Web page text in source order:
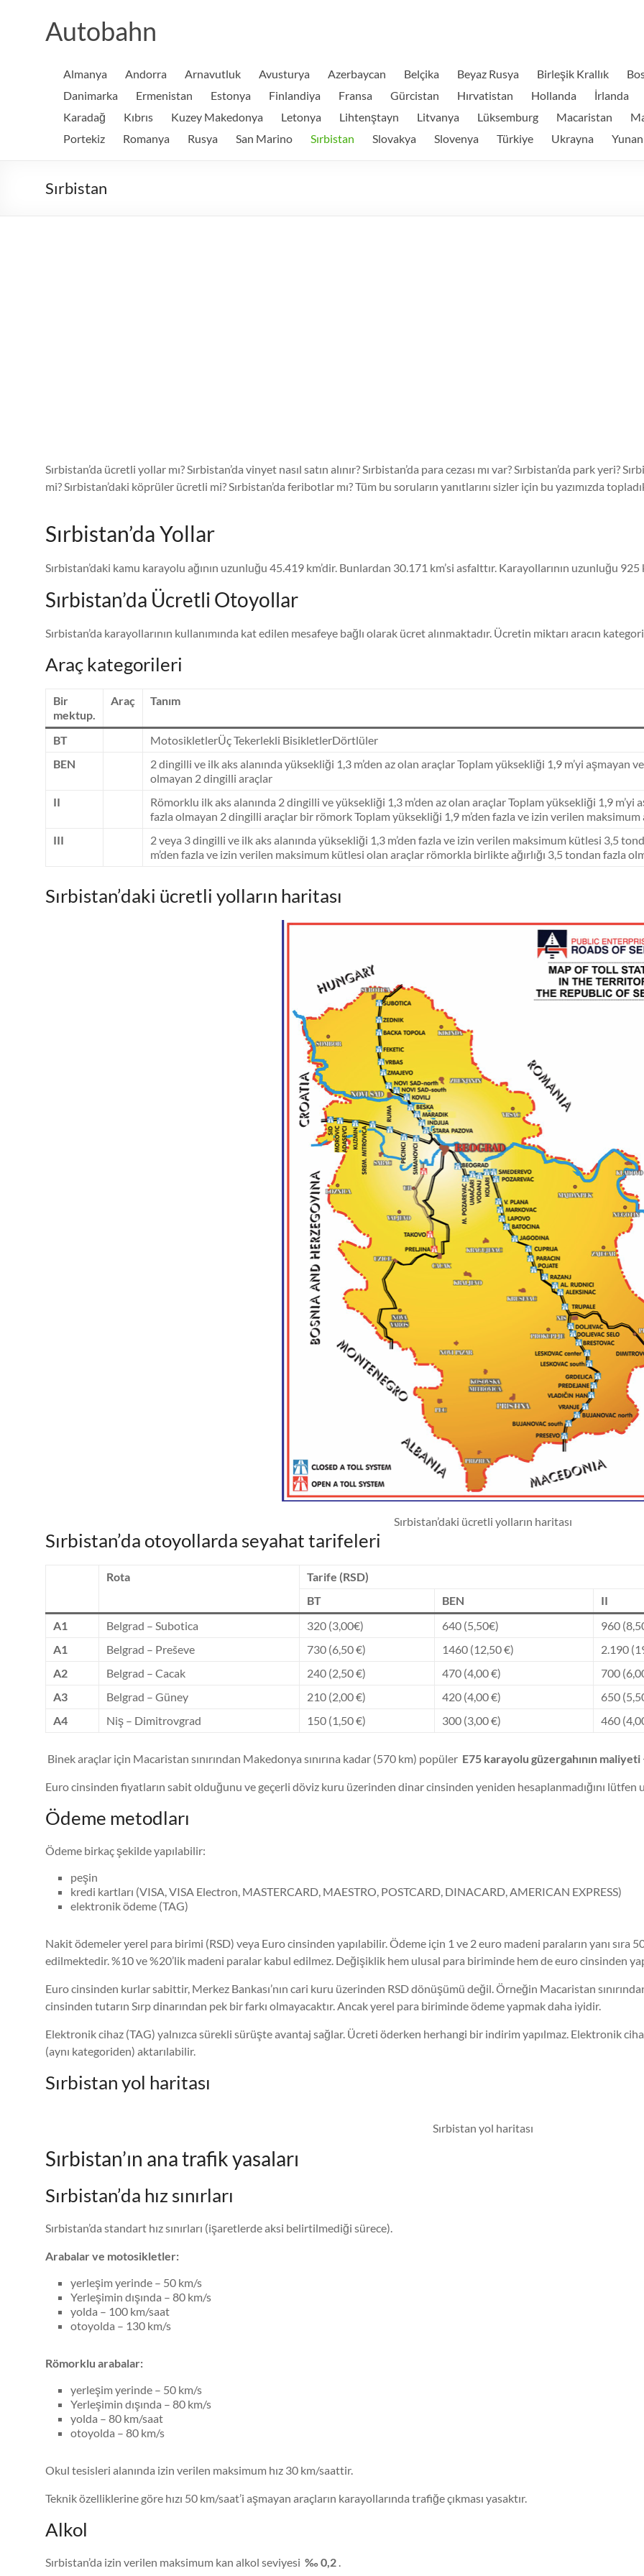
Autobahn
Almanya Andorra Arnavutluk Avusturya Azerbaycan Belçika Beyaz Rusya Birleşik Krallık
Danimarka
Ermenistan Estonya Finlandiya Fransa Gürcistan Hırvatistan Hollanda
İrlanda
Karadağ
Kıbrıs Kuzey Makedonya Letonya Lihtenştayn Litvanya Lüksemburg Macaristan
Portekiz
Romanya Rusya San Marino Sırbistan Slovakya Slovenya Türkiye Ukrayna
Sırbistan
Sırbistan’da ücretli yollar mı? Sırbistan’da vinyet nasıl satın alınır? Sırbistan’da para cezası mı var? Sırbistan’da park yeri?
mi? Sırbistan’daki köprüler ücretli mi? Sırbistan’da feribotlar mı? Tüm bu soruların yanıtlarını sizler için bu yazımızda
Sırbistan’da Yollar
Sırbistan’daki kamu karayolu ağının uzunluğu 45.419 km’dir. Bunlardan 30.171 km’si asfalttır. Karayollarının uzunluğu 925
Sırbistan’da Ücretli Otoyollar
Sırbistan’da karayollarının kullanımında kat edilen mesafeye bağlı olarak ücret alınmaktadır. Ücretin miktarı aracın
Araç kategorileri
Bir
mektup.
Araç Tanım
BT
MotosikletlerÜç Tekerlekli BisikletlerDörtlüler
BEN
2 dingilli ve ilk aks alanında yüksekliği 1,3 m’den az olan araçlar Toplam yüksekliği 1,9 m’yi aşmayan
olmayan 2 dingilli araçlar
II
Römorklu ilk aks alanında 2 dingilli ve yüksekliği 1,3 m’den az olan araçlar Toplam yüksekliği 1,9 m’yi
fazla olmayan 2 dingilli araçlar bir römork Toplam yüksekliği 1,9 m’den fazla ve izin verilen
III
2 veya 3 dingilli ve ilk aks alanında yüksekliği 1,3 m’den fazla ve izin verilen maksimum kütlesi 3,5
m’den fazla ve izin verilen maksimum kütlesi olan araçlar römorkla birlikte ağırlığı 3,5 tondan fazla
Sırbistan’daki ücretli yolların haritası
Sırbistan’daki ücretli yolların haritası
Sırbistan’da otoyollarda seyahat tarifeleri
Rota
Tarife (RSD)
BT
BEN
II
A1
Belgrad – Subotica 320 (3,00€) 640 (5,50€)
960
A1
Belgrad – Preševe 730 (6,50 €) 1460 (12,50 €)
2.190
A2
Belgrad – Cacak 240 (2,50 €) 470 (4,00 €)
700
A3
Belgrad – Güney 210 (2,00 €) 420 (4,00 €)
650
A4
Niş – Dimitrovgrad 150 (1,50 €) 300 (3,00 €) 460
Binek araçlar için Macaristan sınırından Makedonya sınırına kadar (570 km) popüler E75 karayolu güzergahının
Euro cinsinden fiyatların sabit olduğunu ve geçerli döviz kuru üzerinden dinar cinsinden yeniden hesaplanmadığını lütfen
Ödeme metodları
Ödeme birkaç şekilde yapılabilir:
peşin
kredi kartları (VISA, VISA Electron, MASTERCARD, MAESTRO, POSTCARD, DINACARD, AMERICAN EXPRESS)
elektronik ödeme (TAG)
Nakit ödemeler yerel para birimi (RSD) veya Euro cinsinden yapılabilir. Ödeme için 1 ve 2 euro madeni paraların yanı sıra
edilmektedir. %10 ve %20’lik madeni paralar kabul edilmez. Değişiklik hem ulusal para biriminde hem de euro cinsinden
Euro cinsinden kurlar sabittir, Merkez Bankası’nın cari kuru üzerinden RSD dönüşümü değil. Örneğin Macaristan
cinsinden tutarın Sırp dinarından pek bir farkı olmayacaktır. Ancak yerel para biriminde ödeme yapmak daha iyidir.
Elektronik cihaz (TAG) yalnızca sürekli sürüşte avantaj sağlar. Ücreti öderken herhangi bir indirim yapılmaz. Elektronik
(aynı kategoriden) aktarılabilir.
Sırbistan yol haritası
Sırbistan yol haritası
Sırbistan’ın ana trafik yasaları
Sırbistan’da hız sınırları
Sırbistan’da standart hız sınırları (işaretlerde aksi belirtilmediği sürece).
Arabalar ve motosikletler:
yerleşim yerinde – 50 km/s
Yerleşimin dışında – 80 km/s
yolda – 100 km/saat
otoyolda – 130 km/s
Römorklu arabalar:
yerleşim yerinde – 50 km/s
Yerleşimin dışında – 80 km/s
yolda – 80 km/saat
otoyolda – 80 km/s
Okul tesisleri alanında izin verilen maksimum hız 30 km/saattir.
Teknik özelliklerine göre hızı 50 km/saat’i aşmayan araçların karayollarında trafiğe çıkması yasaktır.
Alkol
Sırbistan’da izin verilen maksimum kan alkol seviyesi ‰ 0,2 .